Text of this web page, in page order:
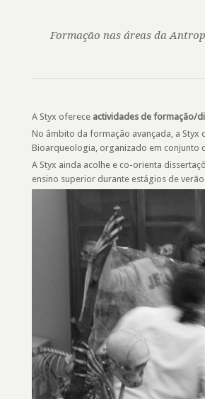
Formação nas áreas da
A Styx oferece actividades de formação/
No âmbito da formação avançada, a
Bioarqueologia, organizado em conjunto
A Styx ainda acolhe e co-orienta
ensino superior durante estágios de